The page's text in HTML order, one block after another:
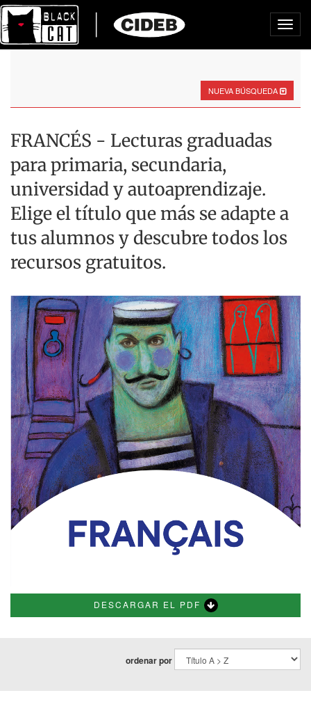
NUEVA BÚSQUEDA
FRANCÉS - Lecturas graduadas
para primaria, secundaria,
universidad y autoaprendizaje.
Elige el título que más se adapte a
tus alumnos y descubre todos los
recursos gratuitos.
DESCARGAR EL PDF
ordenar por